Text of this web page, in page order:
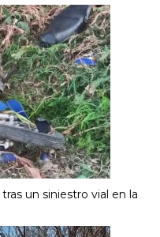
un siniestro vial en la